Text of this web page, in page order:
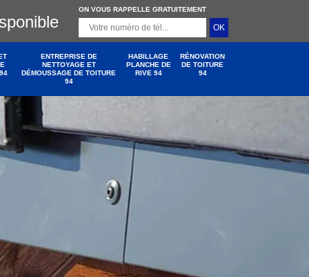
ON VOUS RAPPELLE GRATUITEMENT
ENTREPRISE DE
NETTOYAGE ET
DÉMOUSSAGE DE TOITURE
94
HABILLAGE
PLANCHE DE
RIVE 94
RÉNOVATION
DE TOITURE
94